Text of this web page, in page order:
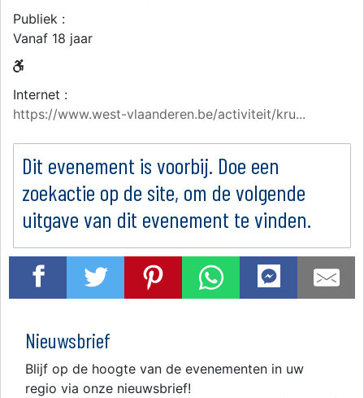
Publiek :
Vanaf 18 jaar
Internet :
https://www.west-vlaanderen.be/activiteit/kru...
Dit evenement is voorbij. Doe een
zoekactie op de site, om de volgende
uitgave van dit evenement te vinden.
Nieuwsbrief
Blijf op de hoogte van de evenementen in uw
regio via onze nieuwsbrief!